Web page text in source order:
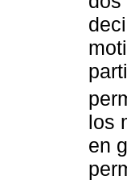
los
en